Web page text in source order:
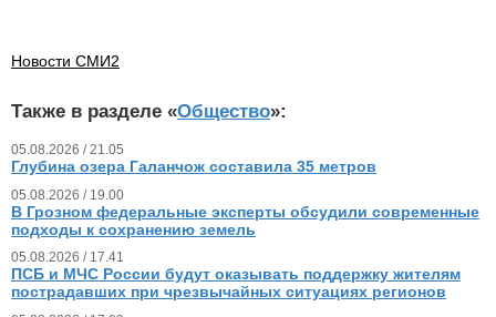
Новости СМИ2
Также в разделе «Общество»:
05.08.2026 / 21.05
Глубина озера Галанчож составила 35 метров
05.08.2026 / 19.00
В Грозном федеральные эксперты обсудили современные
подходы к сохранению земель
05.08.2026 / 17.41
ПСБ и МЧС России будут оказывать поддержку жителям
пострадавших при чрезвычайных ситуациях регионов